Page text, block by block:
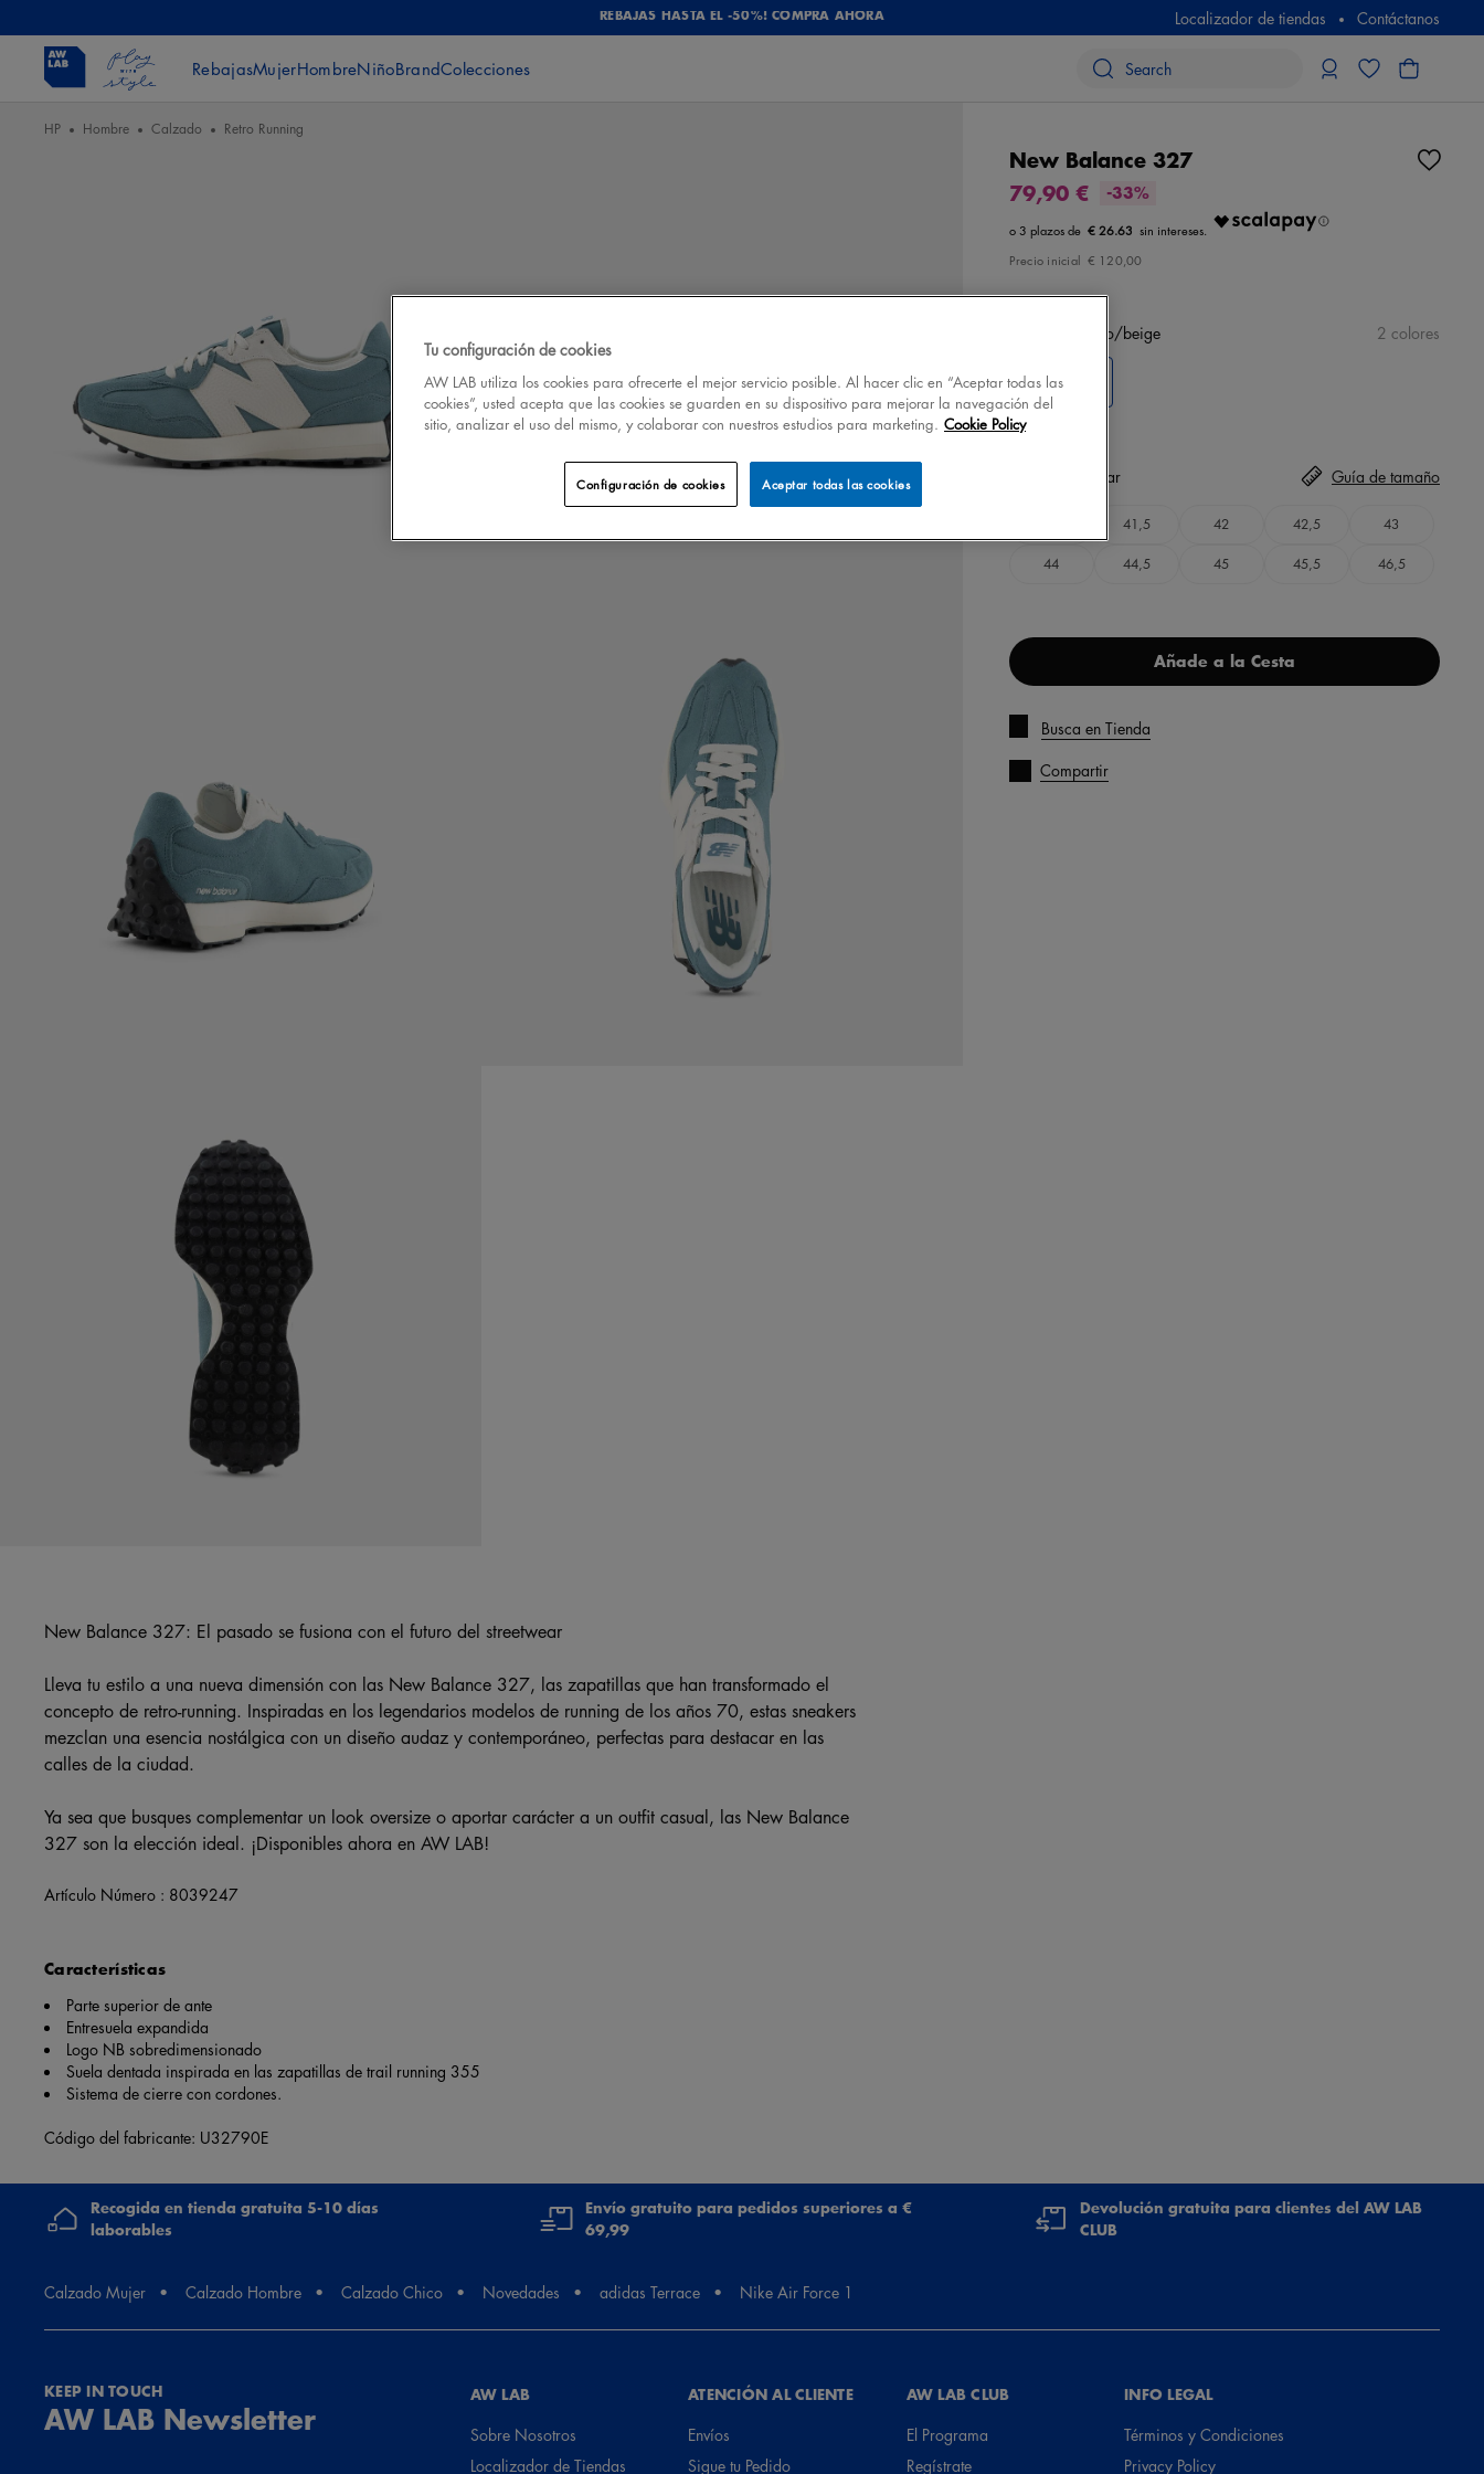
REBAJAS HASTA EL -50%! COMPRA AHORA Localizador de tiendas Contáctanos
RebajasMujerHombreNiñoBrandColecciones
HP Hombre Calzado Retro Running
New Balance 327: El pasado se fusiona con el futuro del streetwear
Lleva tu estilo a una nueva dimensión con las New Balance 327, las zapatillas que han transformado el
concepto de retro-running. Inspiradas en los legendarios modelos de running de los años 70, estas sneakers
mezclan una esencia nostálgica con un diseño audaz y contemporáneo, perfectas para destacar en las
calles de la ciudad.
Ya sea que busques complementar un look oversize o aportar carácter a un outfit casual, las New Balance
327 son la elección ideal. ¡Disponibles ahora en AW LAB!
Artículo Número : 8039247
Características
Parte superior de ante
Entresuela expandida
Logo NB sobredimensionado
Suela dentada inspirada en las zapatillas de trail running 355
Sistema de cierre con cordones.
Código del fabricante: U32790E
New Balance 327
79,90 €
-33%
€ 26.63
Precio inicial € 120,00
azul claro/beige 2 colores
seleccionar
41,5 42 42,5 43
44 44,5 45 45,5 46,5
Guía de tamaño
Añade a la Cesta
Busca en Tienda
Compartir
Recogida en tienda gratuita 5-10 días
laborables
Envío gratuito para pedidos superiores a €
69,99
Devolución gratuita para clientes del AW LAB
CLUB
Calzado Mujer Calzado Hombre Calzado Chico Novedades adidas Terrace Nike Air Force 1
KEEP IN TOUCH
AW LAB Newsletter
AW LAB
Sobre Nosotros
Localizador de Tiendas
ATENCIÓN AL CLIENTE
Envíos
Sigue tu Pedido
AW LAB CLUB
El Programa
Regístrate
INFO LEGAL
Términos y Condiciones
Privacy Policy
Tu configuración de cookies
AW LAB utiliza los cookies para ofrecerte el mejor servicio posible. Al hacer clic en “Aceptar todas las
cookies”, usted acepta que las cookies se guarden en su dispositivo para mejorar la navegación del
sitio, analizar el uso del mismo, y colaborar con nuestros estudios para marketing. Cookie Policy
Aceptar todas las cookies
Configuración de cookies